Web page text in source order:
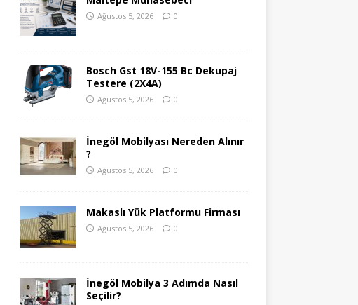
Ağustos 5, 2026 0
Bosch Gst 18V-155 Bc Dekupaj
Testere (2X4A)
Ağustos 5, 2026 0
İnegöl Mobilyası Nereden Alınır
?
Ağustos 5, 2026 0
Makaslı Yük Platformu Firması
Ağustos 5, 2026 0
İnegöl Mobilya 3 Adımda Nasıl
Seçilir?